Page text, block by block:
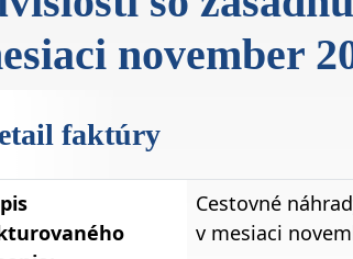
november
faktúry
Cestovné
v mesiaci